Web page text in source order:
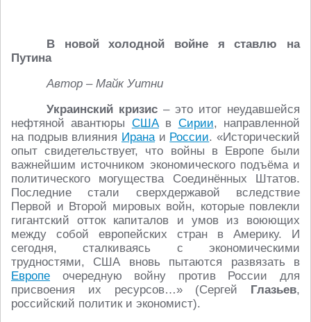
В новой холодной войне я ставлю на
Путина
Автор – Майк Уитни
Украинский кризис – это итог неудавшейся
нефтяной авантюры СШАв Сирии, направленной
на подрыв влияния Иранаи России. «Исторический
опыт свидетельствует, что войны в Европе были
важнейшим источником экономического подъёма и
политического могущества Соединённых Штатов.
Последние стали сверхдержавой вследствие
Первой и Второй мировых войн, которые повлекли
гигантский отток капиталов и умов из воюющих
между собой европейских стран в Америку. И
сегодня, сталкиваясь с экономическими
трудностями, США вновь пытаются развязать в
Европе очередную войну против России для
присвоения их ресурсов…» (Сергей Глазьев,
российский политик и экономист).